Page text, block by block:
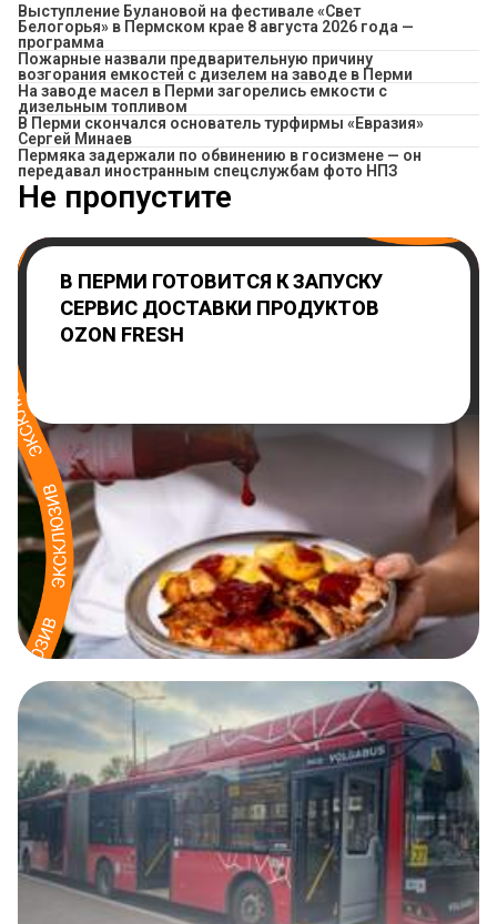
Выступление Булановой на фестивале «Свет
Белогорья» в Пермском крае 8 августа 2026 года —
программа
Пожарные назвали предварительную причину
возгорания емкостей с дизелем на заводе в Перми
На заводе масел в Перми загорелись емкости с
дизельным топливом
В Перми скончался основатель турфирмы «Евразия»
Сергей Минаев
Пермяка задержали по обвинению в госизмене — он
передавал иностранным спецслужбам фото НПЗ
Не пропустите
В ПЕРМИ ГОТОВИТСЯ К ЗАПУСКУ
СЕРВИС ДОСТАВКИ ПРОДУКТОВ
OZON FRESH